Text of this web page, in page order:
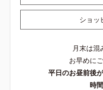
ショッ
月末は
お早めに
平日のお昼前後
時